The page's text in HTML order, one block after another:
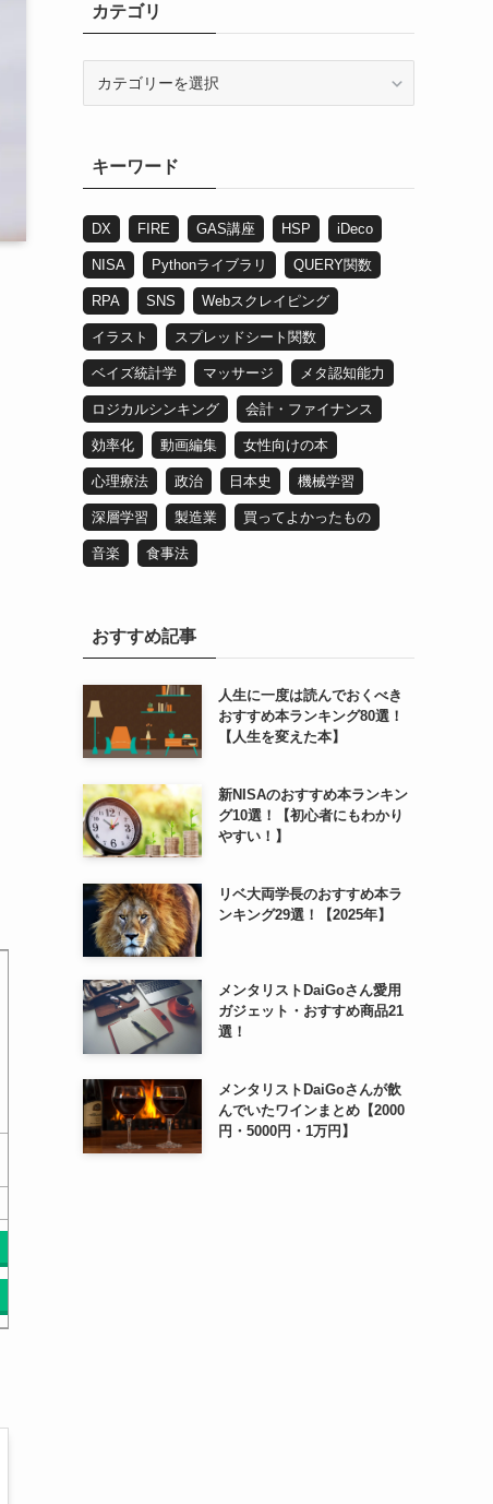
オールカラー やさしくわか
カテゴリ
キーワード
DX FIRE GAS講座 HSP iDeco
NISA Pythonライブラリ QUERY関数
RPA SNS Webスクレイピング
イラスト スプレッドシート関数
ベイズ統計学 マッサージ メタ認知能力
ロジカルシンキング 会計・ファイナンス
効率化 動画編集 女性向けの本
心理療法 政治 日本史 機械学習
深層学習 製造業 買ってよかったもの
音楽 食事法
おすすめ記事
人生に一度は読んでおくべき
おすすめ本ランキング80選！
【人生を変えた本】
新NISAのおすすめ本ランキン
グ10選！【初心者にもわかり
やすい！】
リベ大両学長のおすすめ本ラ
ンキング29選！【2025年】
メンタリストDaiGoさん愛用
ガジェット・おすすめ商品21
選！
メンタリストDaiGoさんが飲
んでいたワインまとめ【2000
円・5000円・1万円】